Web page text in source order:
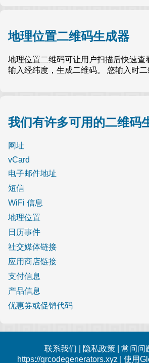
地理位置二维码生成器
地理位置二维码可让用户扫描后快速查
输入经纬度，生成二维码。 您输入时二
我们有许多可用的二维码
网址
vCard
电子邮件地址
短信
WiFi 信息
地理位置
日历事件
社交媒体链接
应用商店链接
支付信息
产品信息
优惠券或促销代码
联系我们 隐私政策 常问问
https://qrcodegenerators.xyz | 使用